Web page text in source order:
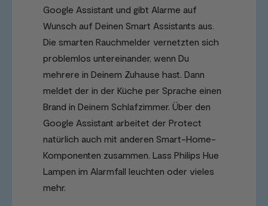
Google Assistant und gibt Alarme auf
Wunsch auf Deinen Smart Assistants aus.
Die smarten Rauchmelder vernetzten sich
problemlos untereinander, wenn Du
mehrere in Deinem Zuhause hast. Dann
meldet der in der Küche per Sprache einen
Brand in Deinem Schlafzimmer. Über den
Google Assistant arbeitet der Protect
natürlich auch mit anderen Smart-Home-
Komponenten zusammen. Lass Philips Hue
Lampen im Alarmfall leuchten oder vieles
mehr.